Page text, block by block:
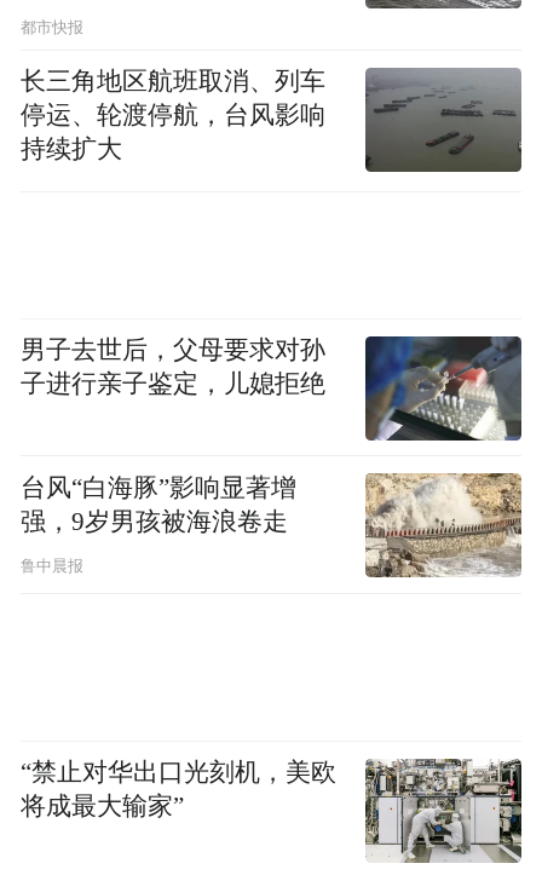
都市快报
长三角地区航班取消、列车
停运、轮渡停航，台风影响
持续扩大
男子去世后，父母要求对孙
子进行亲子鉴定，儿媳拒绝
台风“白海豚”影响显著增
强，9岁男孩被海浪卷走
鲁中晨报
“禁止对华出口光刻机，美欧
将成最大输家”